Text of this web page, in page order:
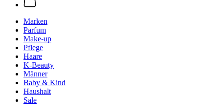
Marken
Parfum
Make-up
Pflege
Haare
K-Beauty
Männer
Baby & Kind
Haushalt
Sale